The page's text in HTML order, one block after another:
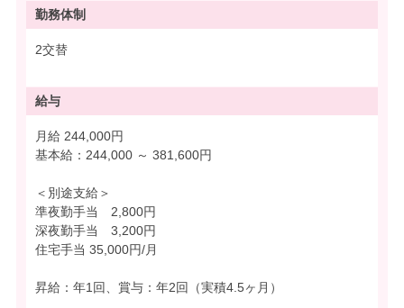
勤務体制
2交替
給与
月給 244,000円
基本給：244,000 ～ 381,600円
＜別途支給＞
準夜勤手当 2,800円
深夜勤手当 3,200円
住宅手当 35,000円/月
昇給：年1回、賞与：年2回（実積4.5ヶ月）